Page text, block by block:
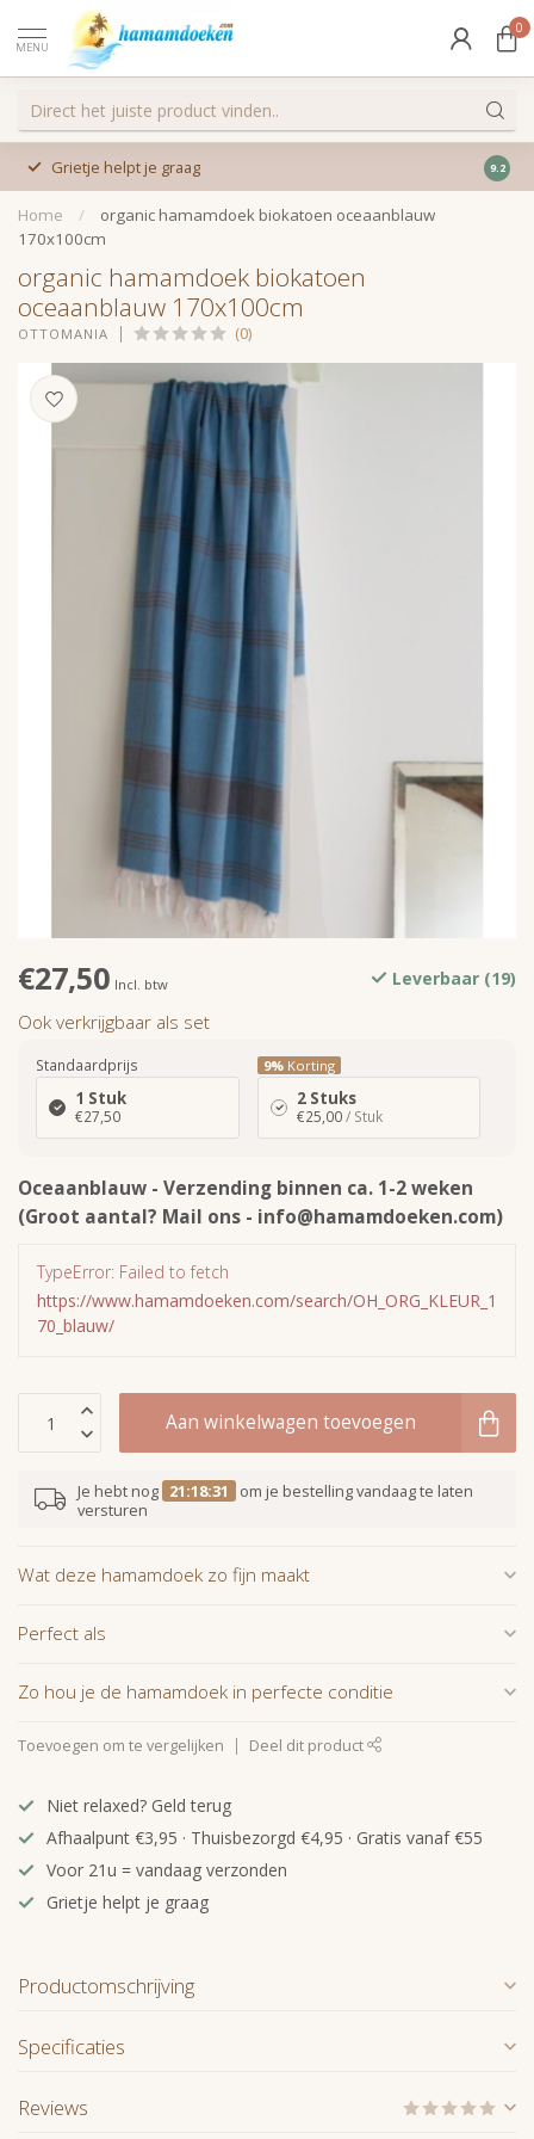
MENU
0
Grietje helpt je graag 9.2
Home /
organic hamamdoek biokatoen oceaanblauw
170x100cm
organic hamamdoek biokatoen
oceaanblauw 170x100cm
OTTOMANIA (0)
€27,50 Incl. btw Leverbaar (19)
Ook verkrijgbaar als set
Standaardprijs
1 Stuk
€27,50
9% Korting
2 Stuks
€25,00/ Stuk
Oceaanblauw - Verzending binnen ca. 1-2 weken
(Groot aantal? Mail ons - info@hamamdoeken.com)
TypeError: Failed to fetch
https://www.hamamdoeken.com/search/OH_ORG_KLEUR_1
70_blauw/
Aan winkelwagen toevoegen
Je hebt nog 21:18:30
om je bestelling vandaag te laten
versturen
Wat deze hamamdoek zo fijn maakt
Perfect als
Zo hou je de hamamdoek in perfecte conditie
Toevoegen om te vergelijken Deel dit product
Niet relaxed? Geld terug
Afhaalpunt €3,95 · Thuisbezorgd €4,95 · Gratis vanaf €55
Voor 21u = vandaag verzonden
Grietje helpt je graag
Productomschrijving
Specificaties
Reviews